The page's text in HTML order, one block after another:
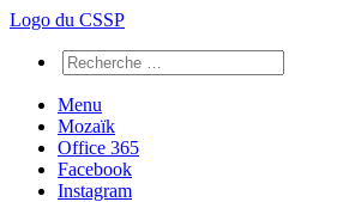
Logo du CSSP
Menu
Mozaïk
Office 365
Facebook
Instagram